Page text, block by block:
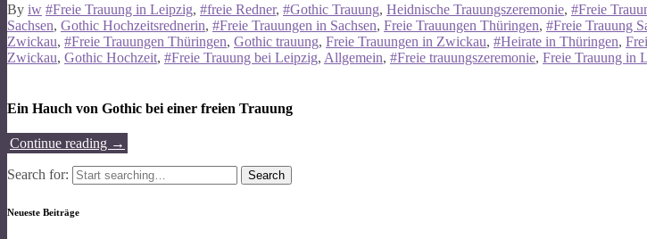
By iw #Freie Trauung in Leipzig, #freie Redner, #Gothic Trauung, Heidnische Trauungszeremonie, #Freie
Sachsen, Gothic Hochzeitsrednerin, #Freie Trauungen in Sachsen, Freie Trauungen Thüringen, #Freie Trauung
Zwickau, #Freie Trauungen Thüringen, Gothic trauung, Freie Trauungen in Zwickau, #Heirate in Thüringen,
Zwickau, Gothic Hochzeit, #Freie Trauung bei Leipzig, Allgemein, #Freie trauungszeremonie, Freie Trauung in
Ein Hauch von Gothic bei einer freien Trauung
Continue reading →
Search for:
Neueste Beiträge